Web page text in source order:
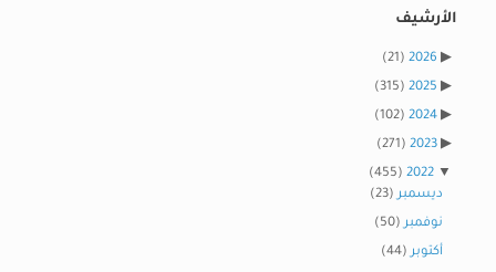
الأرشيف
2026
(21)
2025
(315)
2024
(102)
2023
(271)
2022
(455)
ديسمبر (23)
نوفمبر (50)
أكتوبر (44)